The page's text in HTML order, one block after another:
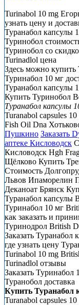
Turinabol 10 mg
узнать цену и
Туранабол капсулы
Туринобол
Туринобол со
Turinadlol цена
Здесь можно купить
Туринабол 10 мг
Туранабол капсулы
Купить Туринобол
Туранабол капсулы
Turanabol capsules
Fish Oil Dna
Пушкино Заказать
аптеке Кисловодск
Кисловодск Hgh
Щёлково Купить
Стоимость
Львов Ипаморелин
Деканоат Брянск
Туранабол капсулы
Туринабол 10 мг
как заказать и
Туринодрол British
Заказать Туранабол
где узнать цену
Turinabol 10 mg
Turinadlol отзывы
Заказать Туринабол
Туранобол доставка
Купить Туранабол
Turanabol capsules